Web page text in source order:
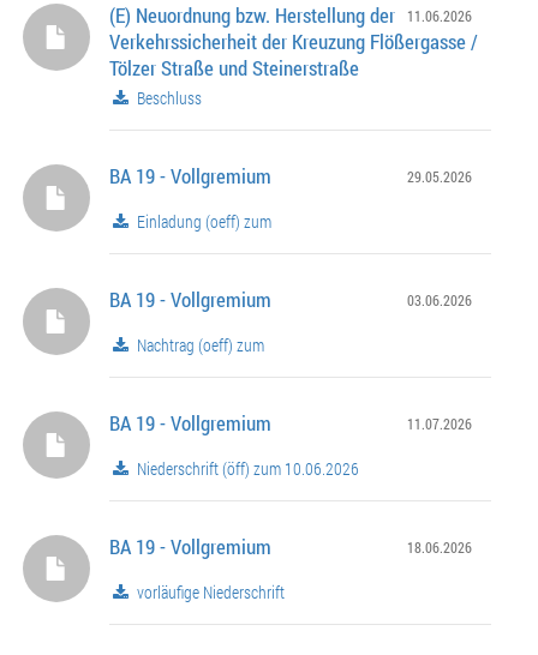
11.06.2026
(E) Neuordnung bzw. Herstellung der
Verkehrssicherheit der Kreuzung Flößergasse /
Tölzer Straße und Steinerstraße
Beschluss
29.05.2026
BA 19 - Vollgremium
Einladung (oeff) zum
03.06.2026
BA 19 - Vollgremium
Nachtrag (oeff) zum
11.07.2026
BA 19 - Vollgremium
Niederschrift (öff) zum 10.06.2026
18.06.2026
BA 19 - Vollgremium
vorläufige Niederschrift